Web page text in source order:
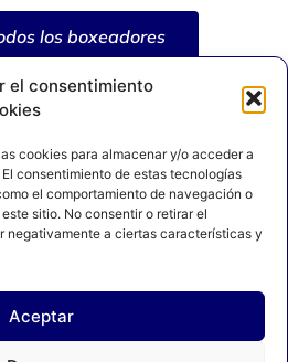
el consentimiento
cookies para almacenar y/o acceder a
consentimiento de estas tecnologías
el comportamiento de navegación o
sitio. No consentir o retirar el
negativamente a ciertas características y
Aceptar
los boxeadores
POLÍTICA DE PRIVACIDAD